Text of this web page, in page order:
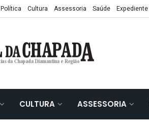
Política Cultura Assessoria Saúde Expediente
CULTURA ASSESSORIA